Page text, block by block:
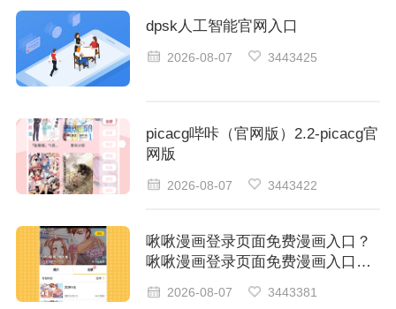
dpsk人工智能官网入口
2026-08-07 3443425
picacg哔咔（官网版）2.2-picacg官
网版
2026-08-07 3443422
啾啾漫画登录页面免费漫画入口？
啾啾漫画登录页面免费漫画入口首
页网址
2026-08-07 3443381